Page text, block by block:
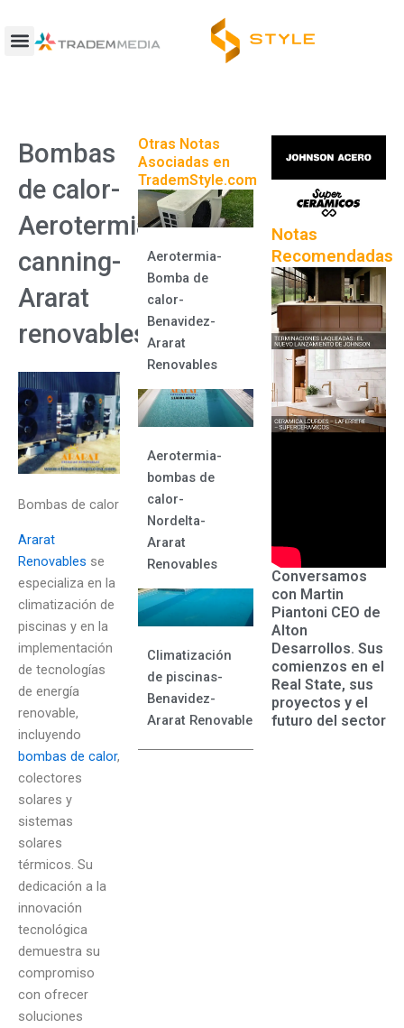
contenido
Bombas
de calor-
Aerotermia-
canning-
Ararat
renovables
Bombas de calor
Ararat
Renovables se
especializa en la
climatización de
piscinas y en la
implementación
de tecnologías
de energía
renovable,
incluyendo
bombas de calor,
colectores
solares y
sistemas
solares
térmicos. Su
dedicación a la
innovación
tecnológica
demuestra su
compromiso
con ofrecer
soluciones
Otras Notas
Asociadas en
TrademStyle.com
Aerotermia-
Bomba de
calor-
Benavidez-
Ararat
Renovables
Aerotermia-
bombas de
calor-
Nordelta-
Ararat
Renovables
Climatización
de piscinas-
Benavidez-
Ararat Renovables
Notas
Recomendadas
Conversamos
con Martin
Piantoni CEO de
Alton
Desarrollos. Sus
comienzos en el
Real State, sus
proyectos y el
futuro del sector